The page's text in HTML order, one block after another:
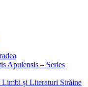
Apulensis – Series
și Literaturi Străine